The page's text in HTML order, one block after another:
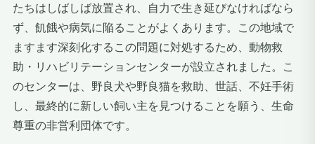
たちはしばしば放置され、自力で生き延びなければなら
ず、飢餓や病気に陥ることがよくあります。この地域で
ますます深刻化するこの問題に対処するため、動物救
助・リハビリテーションセンターが設立されました。こ
のセンターは、野良犬や野良猫を救助、世話、不妊手術
し、最終的に新しい飼い主を見つけることを願う、生命
尊重の非営利団体です。